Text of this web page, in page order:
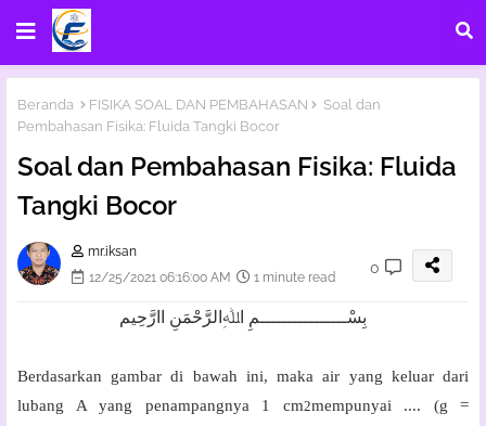
Beranda FISIKA SOAL DAN PEMBAHASAN
Soal dan
Pembahasan Fisika: Fluida Tangki Bocor
Soal dan Pembahasan Fisika: Fluida
Tangki Bocor
mr.iksan
12/25/2021 06:16:00 AM
1 minute read
0
بِسْــــــــــــــــمِ اﷲِالرَّحْمَنِ اارَّحِيم
Berdasarkan gambar di bawah ini, maka air yang keluar dari
lubang A yang penampangnya 1 cm2mempunyai .... (g =